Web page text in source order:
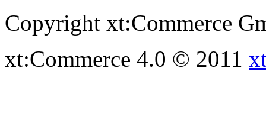
Copyright xt:Commerce
xt:Commerce 4.0 © 2011